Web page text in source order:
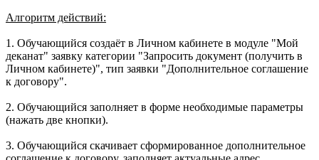
Алгоритм действий:
1. Обучающийся создаёт в Личном кабинете в модуле "Мой
деканат" заявку категории "Запросить документ (получить в
Личном кабинете)", тип заявки "Дополнительное соглашение
к договору".
2. Обучающийся заполняет в форме необходимые параметры
(нажать две кнопки).
3. Обучающийся скачивает сформированное дополнительное